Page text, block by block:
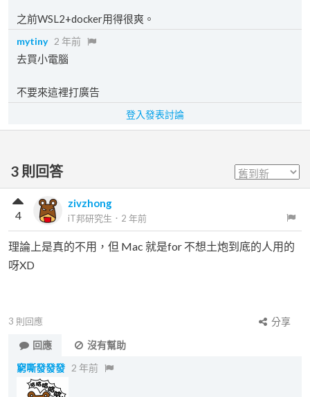
之前WSL2+docker用得很爽。
mytiny 2 年前
去買小電腦
不要來這裡打廣告
登入發表討論
3 則回答
zivzhong
iT邦研究生 ． 2 年前
4
理論上是真的不用，但 Mac 就是for 不想土炮到底的人用的
呀XD
3 則回應
分享
回應
沒有幫助
窮嘶發發發 2 年前